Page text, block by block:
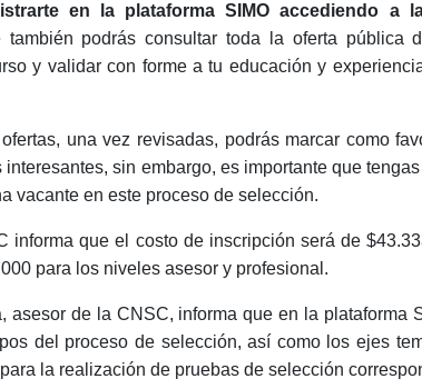
en la plataforma SIMO accediendo a
también podrás consultar toda la oferta pública
y validar con forme a tu educación y
una vez revisadas, podrás marcar como
interesantes, sin embargo, es importante que
vacante en este proceso de selección.
informa que el costo de inscripción será de
para los niveles asesor y profesional.
asesor de la CNSC, informa que en la plataforma
del proceso de selección, así como los ejes
la realización de pruebas de selección